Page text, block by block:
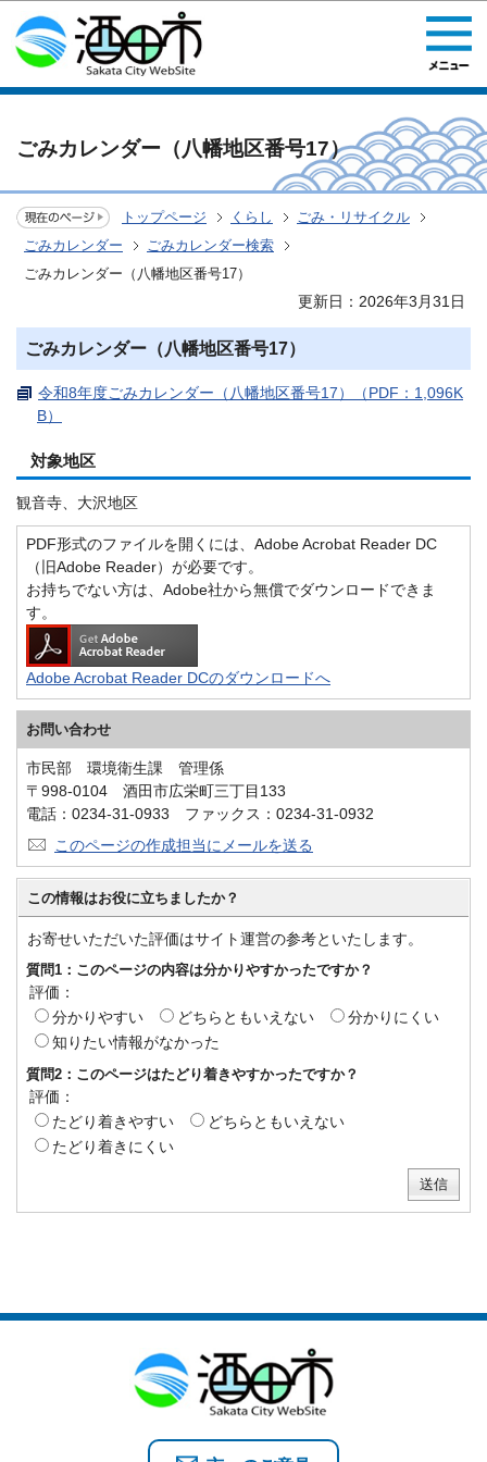
このページの本文へ移動
ごみカレンダー（八幡地区番号17）
トップページ くらし
ごみ・リサイクル
ごみカレンダー
ごみカレンダー検索
ごみカレンダー（八幡地区番号17）
更新日：2026年3月31日
ごみカレンダー（八幡地区番号17）
令和8年度ごみカレンダー（八幡地区番号17）（PDF：1,096K
B）
対象地区
観音寺、大沢地区
PDF形式のファイルを開くには、Adobe Acrobat Reader DC
（旧Adobe Reader）が必要です。
お持ちでない方は、Adobe社から無償でダウンロードできま
す。
Adobe Acrobat Reader DCのダウンロードへ
お問い合わせ
市民部 環境衛生課 管理係
〒998-0104 酒田市広栄町三丁目133
電話：0234-31-0933 ファックス：0234-31-0932
このページの作成担当にメールを送る
この情報はお役に立ちましたか？
お寄せいただいた評価はサイト運営の参考といたします。
質問1：このページの内容は分かりやすかったですか？
評価：
分かりやすい
どちらともいえない
分かりにくい
知りたい情報がなかった
質問2：このページはたどり着きやすかったですか？
評価：
たどり着きやすい
どちらともいえない
たどり着きにくい